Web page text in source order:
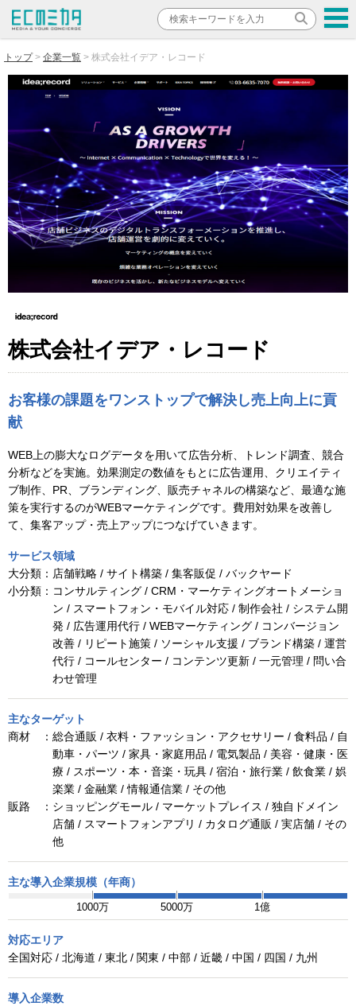
トップ 企業一覧 株式会社イデア・レコード
株式会社イデア・レコード
お客様の課題をワンストップで解決し売上向上に貢
献
WEB上の膨大なログデータを用いて広告分析、トレンド調査、競合
分析などを実施。効果測定の数値をもとに広告運用、クリエイティ
ブ制作、PR、ブランディング、販売チャネルの構築など、最適な施
策を実行するのがWEBマーケティングです。費用対効果を改善し
て、集客アップ・売上アップにつなげていきます。
サービス領域
大分類： 店舗戦略 / サイト構築 / 集客販促 / バックヤード
小分類： コンサルティング / CRM・マーケティングオートメーショ
ン / スマートフォン・モバイル対応 / 制作会社 / システム開
発 / 広告運用代行 / WEBマーケティング / コンバージョン
改善 / リピート施策 / ソーシャル支援 / ブランド構築 / 運営
代行 / コールセンター / コンテンツ更新 / 一元管理 / 問い合
わせ管理
主なターゲット
商材 ： 総合通販 / 衣料・ファッション・アクセサリー / 食料品 / 自
動車・パーツ / 家具・家庭用品 / 電気製品 / 美容・健康・医
療 / スポーツ・本・音楽・玩具 / 宿泊・旅行業 / 飲食業 / 娯
楽業 / 金融業 / 情報通信業 / その他
販路 ： ショッピングモール / マーケットプレイス / 独自ドメイン
店舗 / スマートフォンアプリ / カタログ通販 / 実店舗 / その
他
主な導入企業規模（年商）
1000万 5000万 1億
対応エリア
全国対応 / 北海道 / 東北 / 関東 / 中部 / 近畿 / 中国 / 四国 / 九州
導入企業数